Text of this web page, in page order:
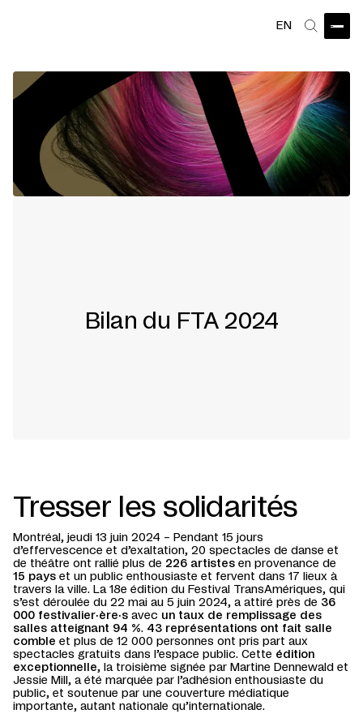
EN
Bilan du FTA 2024
Tresser les solidarités
Montréal, jeudi 13 juin 2024 – Pendant 15 jours
d’effervescence et d’exaltation, 20 spectacles de danse et
de théâtre ont rallié plus de 226 artistes en provenance de
15 pays et un public enthousiaste et fervent dans 17 lieux à
travers la ville. La 18e édition du Festival TransAmériques, qui
s’est déroulée du 22 mai au 5 juin 2024, a attiré près de 36
000 festivalier·ère·s avec un taux de remplissage des
salles atteignant 94 %. 43 représentations ont fait salle
comble et plus de 12 000 personnes ont pris part aux
spectacles gratuits dans l’espace public. Cette édition
exceptionnelle, la troisième signée par Martine Dennewald et
Jessie Mill, a été marquée par l’adhésion enthousiaste du
public, et soutenue par une couverture médiatique
importante, autant nationale qu’internationale.